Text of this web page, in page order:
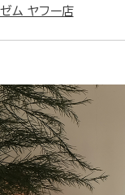
ム ヤフー店